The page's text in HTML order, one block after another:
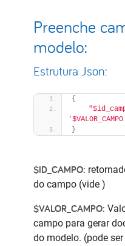
Preenche
modelo:
Estrutura Json:
{
}
$ID_CAMPO:
do campo (vide )
$VALOR_CAMPO:
campo para gerar
do modelo. (pode